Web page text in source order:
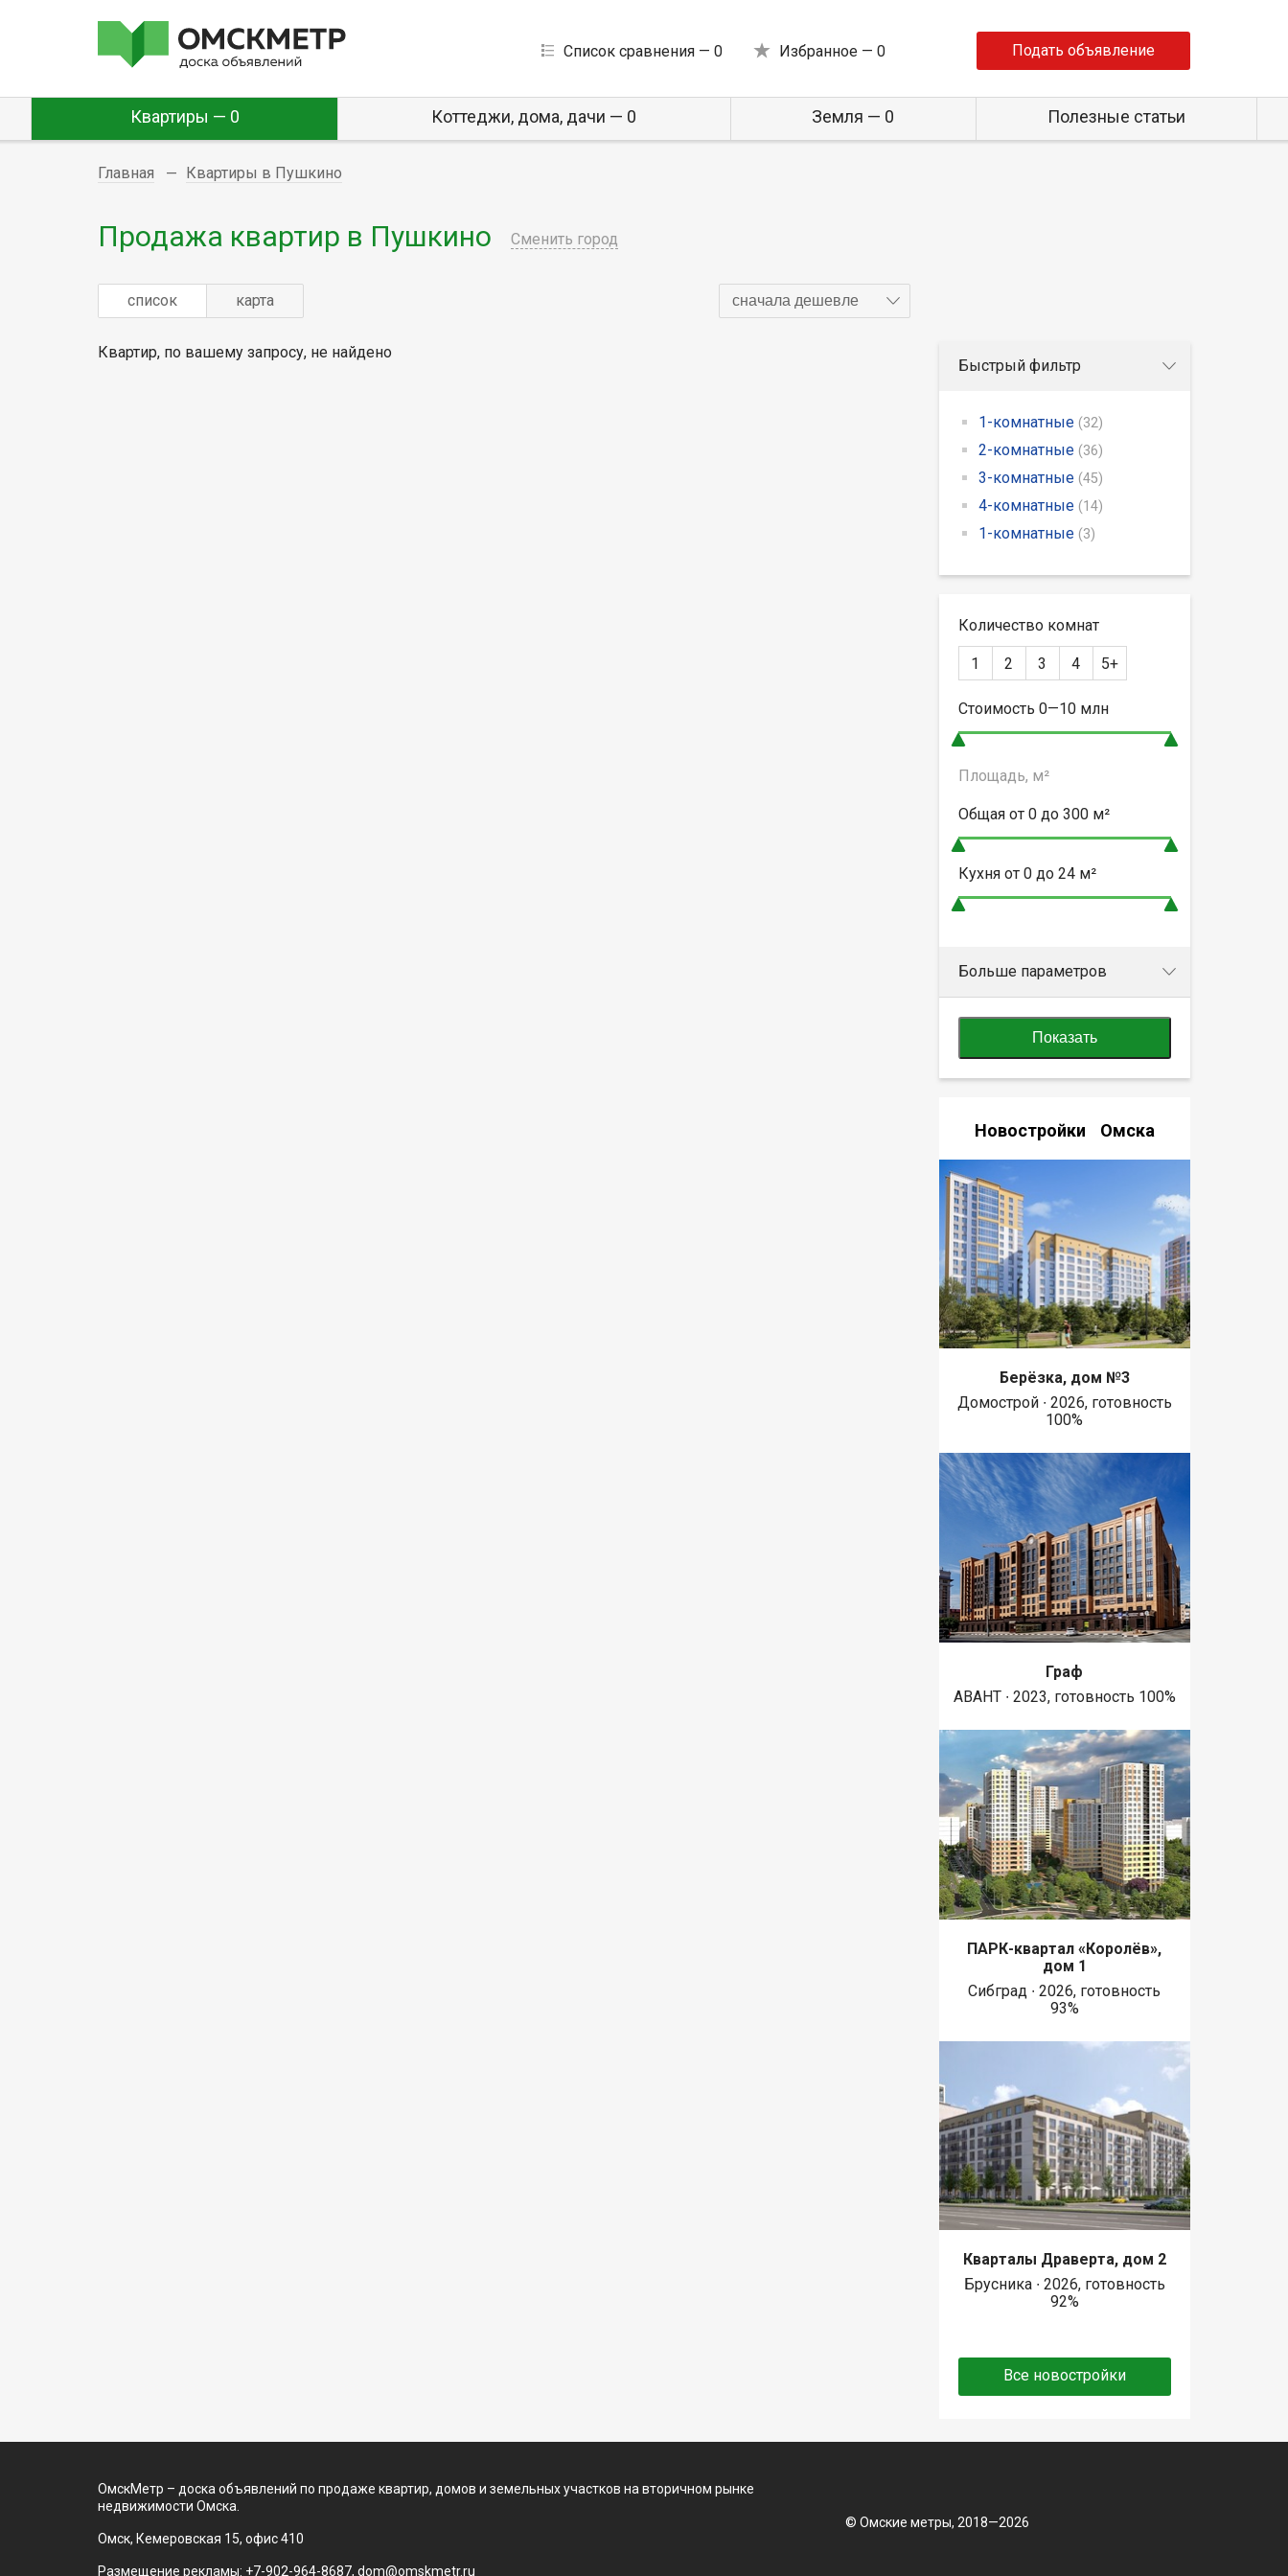
Список сравнения — 0 Избранное — 0 Подать объявление
Квартиры — 0 Коттеджи, дома, дачи — 0 Земля — 0 Полезные статьи
Главная Квартиры в Пушкино
Продажа квартир в Пушкино Сменить город
список карта сначала дешевле
Квартир, по вашему запросу, не найдено
Быстрый фильтр
1-комнатные (32)
2-комнатные (36)
3-комнатные (45)
4-комнатные (14)
1-комнатные (3)
Количество комнат
1 2 3 4 5+
Стоимость 0—10млн
Площадь, м²
Общая от 0 до 300м²
Кухня от 0 до 24м²
Больше параметров
Показать
Новостройки Омска
Берёзка, дом №3
Домострой ∙ 2026, готовность
100%
Граф
АВАНТ ∙ 2023, готовность 100%
ПАРК-квартал «Королёв»,
дом 1
Сибград ∙ 2026, готовность
93%
Кварталы Драверта, дом 2
Брусника ∙ 2026, готовность
92%
Все новостройки
ОмскМетр – доска объявлений по продаже квартир, домов и земельных участков на вторичном рынке
недвижимости Омска.
Омск, Кемеровская 15, офис 410
Размещение рекламы: +7-902-964-8687, dom@omskmetr.ru
© Омские метры, 2018—2026